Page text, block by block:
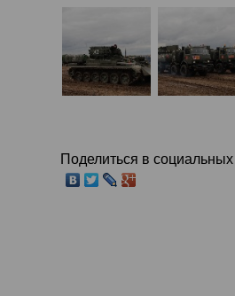
Поделиться в социальных